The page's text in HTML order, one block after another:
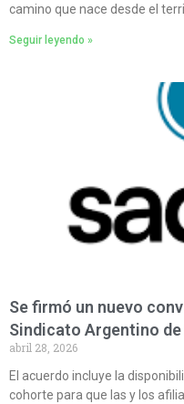
camino que nace desde el
Seguir leyendo »
Se firmó un nuevo
Sindicato Argentino de
abril 28, 2026
El acuerdo incluye la
cohorte para que las y los